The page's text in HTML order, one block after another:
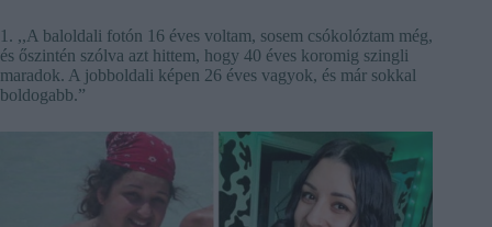
1. ,,A baloldali fotón 16 éves voltam, sosem csókolóztam még,
és őszintén szólva azt hittem, hogy 40 éves koromig szingli
maradok. A jobboldali képen 26 éves vagyok, és már sokkal
boldogabb.”